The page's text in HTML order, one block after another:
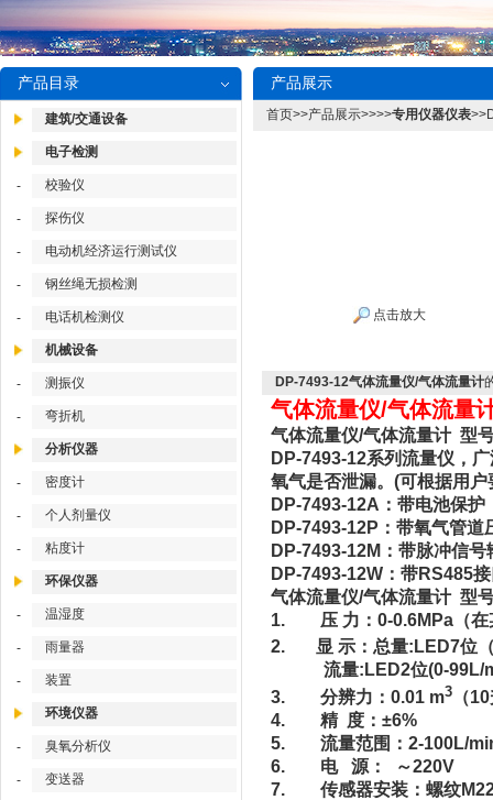
产品目录
建筑/交通设备
电子检测
- 校验仪
- 探伤仪
- 电动机经济运行测试仪
- 钢丝绳无损检测
- 电话机检测仪
机械设备
- 测振仪
- 弯折机
分析仪器
- 密度计
- 个人剂量仪
- 粘度计
环保仪器
- 温湿度
- 雨量器
- 装置
环境仪器
- 臭氧分析仪
- 变送器
产品展示
首页>>产品展示>>>>专用仪器仪表
点击放大
DP-7493-12气体流量仪/气体流量计
气体流量仪/气体流量
气体流量仪/气体流量计 型
DP-7493-12系列流量仪，
氧气是否泄漏。(可根据用
DP-7493-12A：带电池保
DP-7493-12P：带氧气管
DP-7493-12M：带脉冲信
DP-7493-12W：带RS485
气体流量仪/气体流量计 型
1. 压 力：0-0.6MPa（在
2. 显 示：总量:LED7位（
流量:LED2位(0-99L/
3. 分辨力：0.01 m3 （
4. 精 度：±6%
5. 流量范围：2-100L/
6. 电 源： ～220V
7. 传感器安装：螺纹